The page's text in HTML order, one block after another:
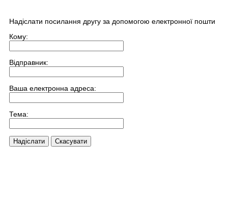
Надіслати посилання другу за допомогою електронної пошти
Кому:
Відправник:
Ваша електронна адреса:
Тема:
Надіслати Скасувати